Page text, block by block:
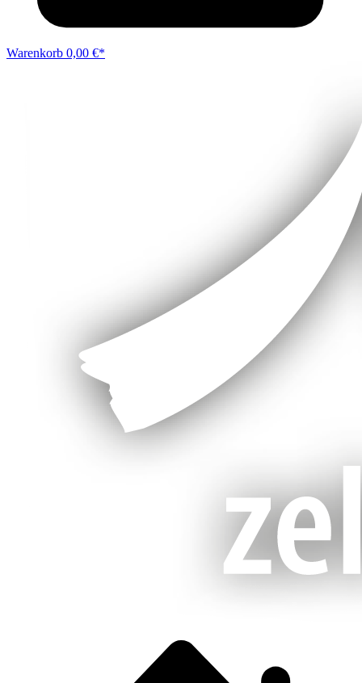
Warenkorb 0,00 €*